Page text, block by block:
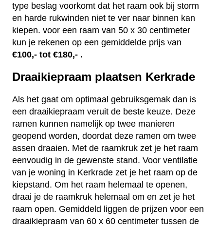
type beslag voorkomt dat het raam ook bij storm
en harde rukwinden niet te ver naar binnen kan
kiepen. voor een raam van 50 x 30 centimeter
kun je rekenen op een gemiddelde prijs van
€100,- tot €180,- .
Draaikiepraam plaatsen Kerkrade
Als het gaat om optimaal gebruiksgemak dan is
een draaikiepraam veruit de beste keuze. Deze
ramen kunnen namelijk op twee manieren
geopend worden, doordat deze ramen om twee
assen draaien. Met de raamkruk zet je het raam
eenvoudig in de gewenste stand. Voor ventilatie
van je woning in Kerkrade zet je het raam op de
kiepstand. Om het raam helemaal te openen,
draai je de raamkruk helemaal om en zet je het
raam open. Gemiddeld liggen de prijzen voor een
draaikiepraam van 60 x 60 centimeter tussen de